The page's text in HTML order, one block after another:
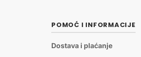
POMOĆ I INFORMACIJE
Dostava i plaćanje